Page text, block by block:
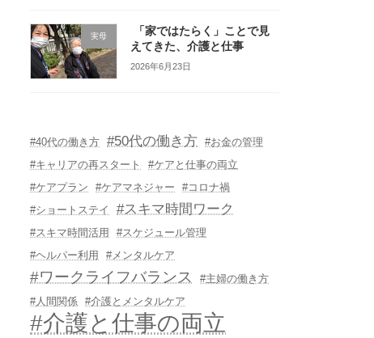
実母
「家ではたらく」ことで見
えてきた、介護と仕事
2026年6月23日
#40代の働き方 #50代の働き方
#お金の管理
#キャリアの再スタート
#ケアと仕事の両立
#ケアプラン
#ケアマネジャー
#コロナ禍
#ショートステイ
#スキマ時間ワーク
#スキマ時間活用
#スケジュール管理
#ヘルパー利用
#メンタルケア
#ワークライフバランス
#主婦の働き方
#人間関係
#介護とメンタルケア
#介護と仕事の両立